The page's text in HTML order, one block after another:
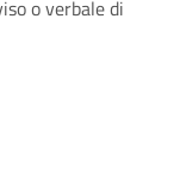
o verbale di